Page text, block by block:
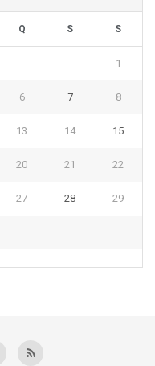
Q S S
1
6 7 8
13 14 15
20 21 22
27 28 29